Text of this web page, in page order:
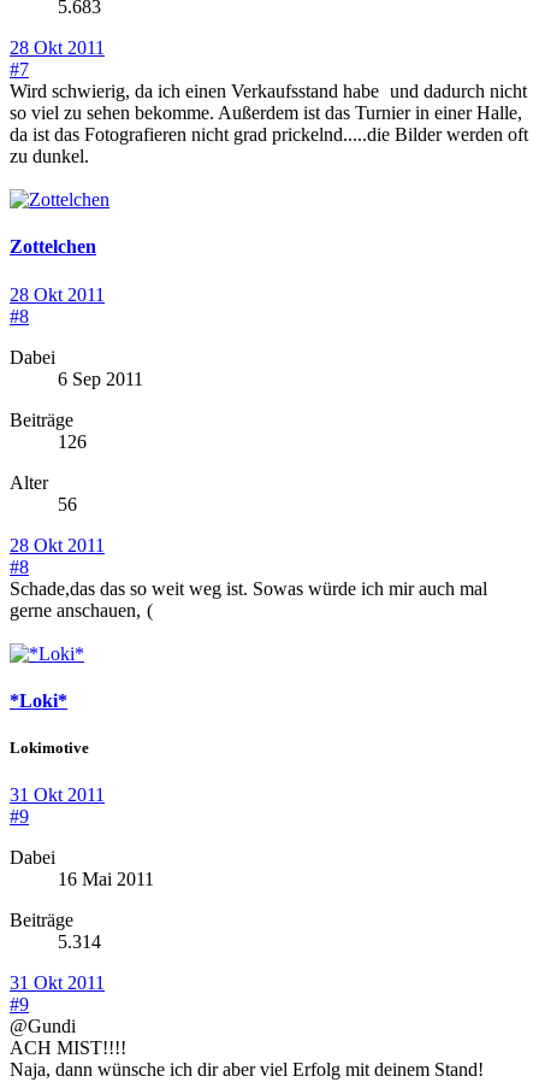
5.683
28 Okt 2011
#7
Wird schwierig, da ich einen Verkaufsstand habe und dadurch nicht
so viel zu sehen bekomme. Außerdem ist das Turnier in einer Halle,
da ist das Fotografieren nicht grad prickelnd.....die Bilder werden oft
zu dunkel.
Zottelchen
28 Okt 2011
#8
Dabei
6 Sep 2011
Beiträge
126
Alter
56
28 Okt 2011
#8
Schade,das das so weit weg ist. Sowas würde ich mir auch mal
gerne anschauen, (
*Loki*
Lokimotive
31 Okt 2011
#9
Dabei
16 Mai 2011
Beiträge
5.314
31 Okt 2011
#9
@Gundi
ACH MIST!!!!
Naja, dann wünsche ich dir aber viel Erfolg mit deinem Stand!